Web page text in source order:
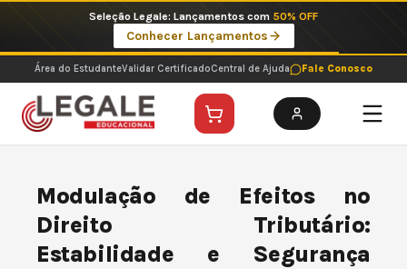
o
conteúdo
Seleção Legale: Lançamentos com 50% OFF
Conhecer Lançamentos
Área do EstudanteValidar CertificadoCentral de Ajuda Fale Conosco
Modulação de Efeitos no
Direito Tributário:
Estabilidade e Segurança